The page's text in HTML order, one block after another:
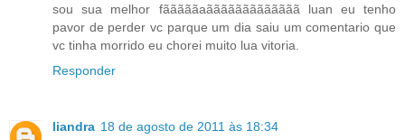
sou sua melhor fãããããaããããããããããããã luan eu tenho
pavor de perder vc parque um dia saiu um comentario que
vc tinha morrido eu chorei muito lua vitoria.
Responder
liandra 18 de agosto de 2011 às 18:34